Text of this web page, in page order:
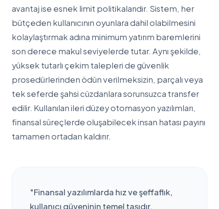
avantaj ise esnek limit politikalarıdır. Sistem, her
bütçeden kullanıcının oyunlara dahil olabilmesini
kolaylaştırmak adına minimum yatırım baremlerini
son derece makul seviyelerde tutar. Aynı şekilde,
yüksek tutarlı çekim talepleri de güvenlik
prosedürlerinden ödün verilmeksizin, parçalı veya
tek seferde şahsi cüzdanlara sorunsuzca transfer
edilir. Kullanılan ileri düzey otomasyon yazılımları,
finansal süreçlerde oluşabilecek insan hatası payını
tamamen ortadan kaldırır.
"Finansal yazılımlarda hız ve şeffaflık,
kullanıcı güveninin temel taşıdır.